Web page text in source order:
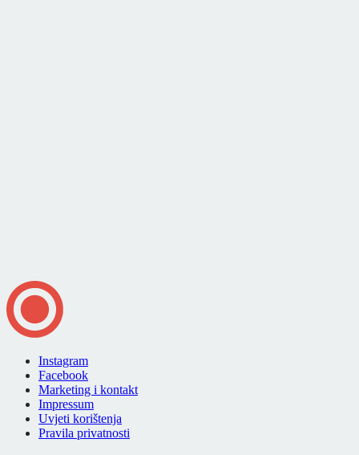
Instagram
Facebook
Marketing i kontakt
Impressum
Uvjeti korištenja
Pravila privatnosti